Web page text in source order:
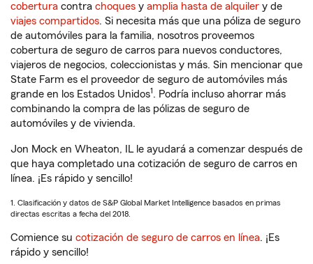
cobertura contra choques y amplia hasta de alquiler y de
viajes compartidos. Si necesita más que una póliza de seguro
de automóviles para la familia, nosotros proveemos
cobertura de seguro de carros para nuevos conductores,
viajeros de negocios, coleccionistas y más. Sin mencionar que
State Farm es el proveedor de seguro de automóviles más
grande en los Estados Unidos1. Podría incluso ahorrar más
combinando la compra de las pólizas de seguro de
automóviles y de vivienda.
Jon Mock en Wheaton, IL le ayudará a comenzar después de
que haya completado una cotización de seguro de carros en
línea. ¡Es rápido y sencillo!
1. Clasificación y datos de S&P Global Market Intelligence basados en primas
directas escritas a fecha del 2018.
Comience su cotización de seguro de carros en línea. ¡Es
rápido y sencillo!